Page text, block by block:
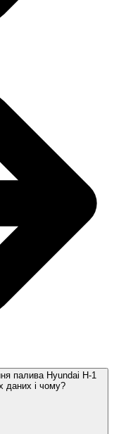
палива Hyundai H-1
даних і чому?